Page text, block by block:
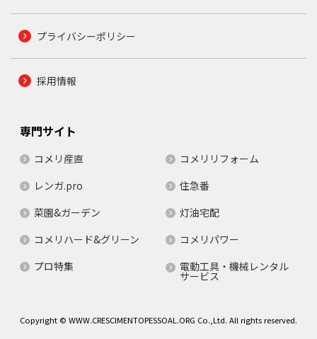
プライバシーポリシー
採用情報
専門サイト
コメリ産直
コメリリフォーム
レンガ.pro
住急番
菜園&ガーデン
灯油宅配
コメリハード&グリーン
コメリパワー
プロ特集
電動工具・機械レンタル
サービス
Copyright © WWW.CRESCIMENTOPESSOAL.ORG Co.,Ltd. All rights reserved.